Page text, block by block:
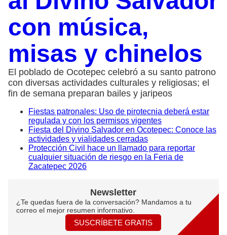
con música,
misas y chinelos
El poblado de Ocotepec celebró a su santo patrono
con diversas actividades culturales y religiosas; el
fin de semana preparan bailes y jaripeos
Fiestas patronales: Uso de pirotecnia deberá estar
regulada y con los permisos vigentes
Fiesta del Divino Salvador en Ocotepec: Conoce las
actividades y vialidades cerradas
Protección Civil hace un llamado para reportar
cualquier situación de riesgo en la Feria de
Zacatepec 2026
Newsletter
¿Te quedas fuera de la conversación? Mandamos a tu
correo el mejor resumen informativo.
SUSCRÍBETE GRATIS